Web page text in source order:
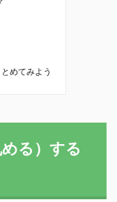
めてみよう
る）する